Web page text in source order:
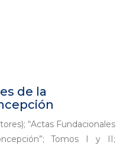
de la
“Actas Fundacionales
Tomos I y II;